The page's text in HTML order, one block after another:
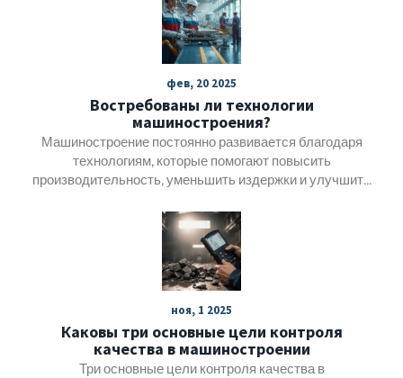
Настоящий анализ исследует тенденции и факторы,
способствующие развитию производства, включая
автоматизацию и интеграцию умных систем. Отдельное
внимание уделяется ролям интернета вещей и
искусственного интеллекта. Эти технологии создают
более гибкие и адаптивные системы, которые
функционируют значительно эффективнее, чем
традиционные.
фев, 20 2025
Востребованы ли технологии
машиностроения?
Машиностроение постоянно развивается благодаря
технологиям, которые помогают повысить
производительность, уменьшить издержки и улучшить
востребованность технологий в этой сфере. Как
современные машины изменяют производство, улучшая
процессы и экологическую устойчивость? Мы
рассмотрим, какие технологии стоят на пике
популярности и как они применяются на практике.
ноя, 1 2025
Каковы три основные цели контроля
качества в машиностроении
Три основные цели контроля качества в